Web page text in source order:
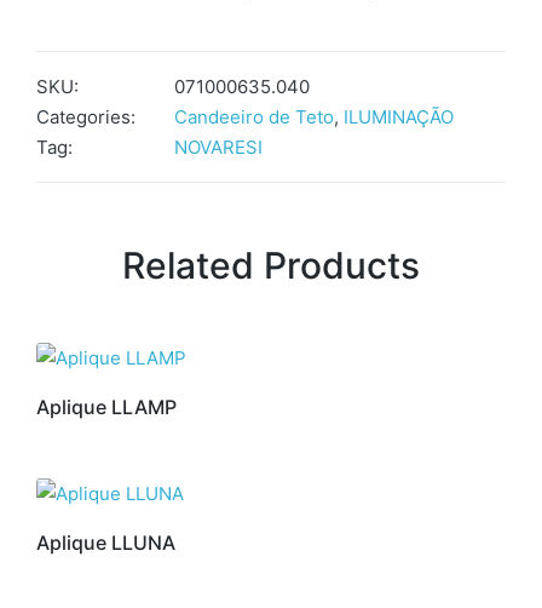
SKU:
071000635.040
Categories:
Candeeiro de Teto, ILUMINAÇÃO
Tag:
NOVARESI
Related Products
Aplique LLAMP
Aplique LLUNA